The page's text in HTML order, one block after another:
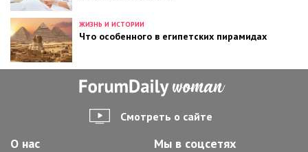
ЖИЗНЬ И ИСТОРИИ
Что особенного в египетских пирамидах
Смотреть о сайте
О нас
Мы в соцсетях